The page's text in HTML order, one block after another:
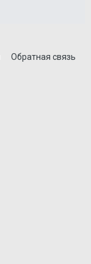
Обратная связь